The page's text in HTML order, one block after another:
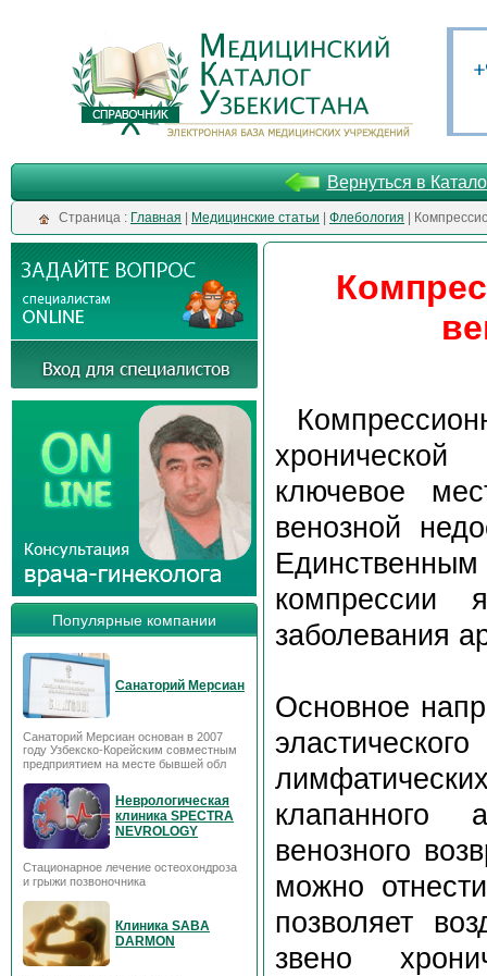
Вернуться в
Cтраница : Главная Медицинские статьи Флебология |
Популярные компании
Санаторий Мерсиан
Санаторий Мерсиан основан в 2007
году Узбекско-Корейским совместным
предприятием на месте бывшей обл
Неврологическая
клиника SPECTRA
NEVROLOGY
Стационарное лечение остеохондроза
и грыжи позвоночника
Клиника SABA
DARMON
ключевое
венозной
компрессии
заболевания
Основное
клапанного
венозного
можно
позволяет
звено